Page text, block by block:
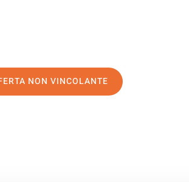
NON VINCOLANTE